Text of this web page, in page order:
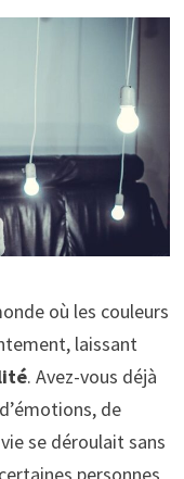
où les couleurs
laissant
. Avez-vous déjà
de
se déroulait sans